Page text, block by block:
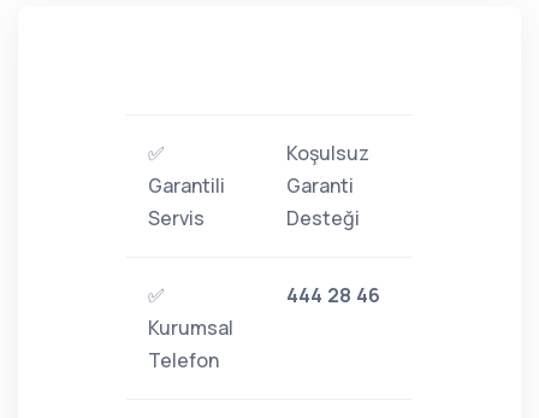
✅
Garantili
Servis
Koşulsuz
Garanti
Desteği
✅
Kurumsal
Telefon
444 28 46